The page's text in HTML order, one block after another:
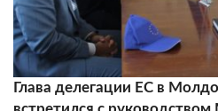
Глава делегации ЕС в